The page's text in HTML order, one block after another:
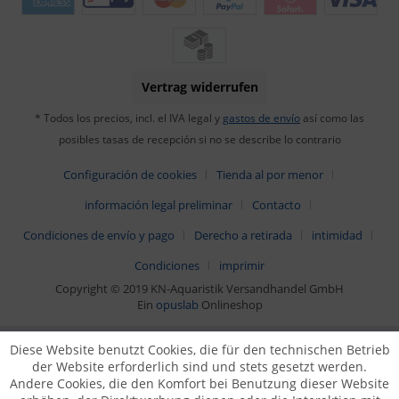
Vertrag widerrufen
* Todos los precios, incl. el IVA legal y gastos de envío así como las
posibles tasas de recepción si no se describe lo contrario
Configuración de cookies
Tienda al por menor
información legal preliminar
Contacto
Condiciones de envío y pago
Derecho a retirada
intimidad
Condiciones
imprimir
Copyright © 2019 KN-Aquaristik Versandhandel GmbH
Ein opuslab Onlineshop
Diese Website benutzt Cookies, die für den technischen Betrieb
der Website erforderlich sind und stets gesetzt werden.
Andere Cookies, die den Komfort bei Benutzung dieser Website